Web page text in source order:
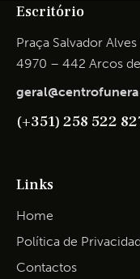
Escritório
Praça Salvador
4970 – 442 Arcos
(+351) 258 522
Links
Home
Política de
Contactos